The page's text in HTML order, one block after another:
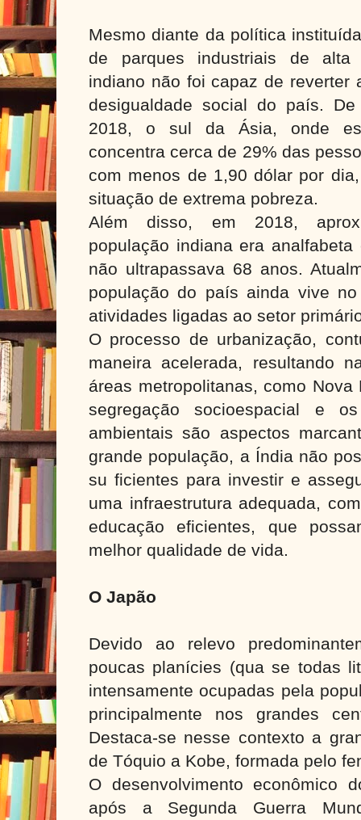
Mesmo diante da política
de parques industriais de alta
indiano não foi capaz de reverter
desigualdade social do país.
2018, o sul da Ásia, onde
concentra cerca de 29% das
com menos de 1,90 dólar por
situação de extrema pobreza.
Além disso, em 2018,
população indiana era
não ultrapassava 68 anos.
população do país ainda vive
atividades ligadas ao setor
O processo de urbanização,
maneira acelerada, resultando
áreas metropolitanas, como
segregação socioespacial e
ambientais são aspectos
grande população, a Índia não
su ficientes para investir e
uma infraestrutura adequada,
educação eficientes, que
melhor qualidade de vida.
O Japão
Devido ao relevo
poucas planícies (qua se todas
intensamente ocupadas pela
principalmente nos grandes
Destaca-se nesse contexto a
de Tóquio a Kobe, formada pelo
O desenvolvimento econômico
após a Segunda Guerra